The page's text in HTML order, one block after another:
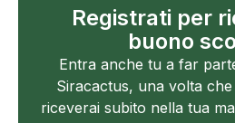
Registrati per
buono
Entra anche tu a far
Siracactus, una volta
riceverai subito nella tua